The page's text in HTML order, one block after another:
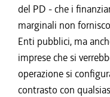
del PD - che i
marginali non
Enti pubblici, ma
imprese che si
operazione si
contrasto con